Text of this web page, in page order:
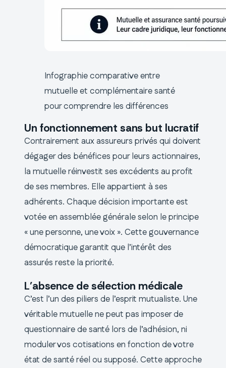
Infographie comparative entre
mutuelle et complémentaire santé
pour comprendre les différences
Un fonctionnement sans but lucratif
Contrairement aux assureurs privés qui doivent
dégager des bénéfices pour leurs actionnaires,
la mutuelle réinvestit ses excédents au profit
de ses membres. Elle appartient à ses
adhérents. Chaque décision importante est
votée en assemblée générale selon le principe
« une personne, une voix ». Cette gouvernance
démocratique garantit que l’intérêt des
assurés reste la priorité.
L’absence de sélection médicale
C’est l’un des piliers de l’esprit mutualiste. Une
véritable mutuelle ne peut pas imposer de
questionnaire de santé lors de l’adhésion, ni
moduler vos cotisations en fonction de votre
état de santé réel ou supposé. Cette approche